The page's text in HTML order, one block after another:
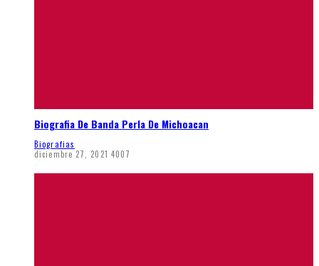
Biografia De Banda Perla De Michoacan
Biografias
diciembre 27, 2021 4007